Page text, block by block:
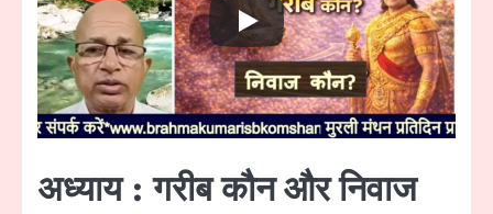
अध्याय : गरीब कौन और निवाज